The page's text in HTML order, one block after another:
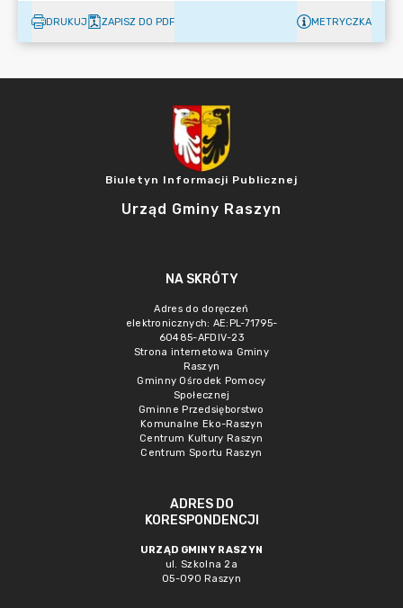
DRUKUJ ZAPISZ DO PDF METRYCZKA
Biuletyn Informacji Publicznej
Urząd Gminy Raszyn
NA SKRÓTY
Adres do doręczeń
elektronicznych: AE:PL-71795-
60485-AFDIV-23
Strona internetowa Gminy
Raszyn
Gminny Ośrodek Pomocy
Społecznej
Gminne Przedsięborstwo
Komunalne Eko-Raszyn
Centrum Kultury Raszyn
Centrum Sportu Raszyn
ADRES DO
KORESPONDENCJI
URZĄD GMINY RASZYN
ul. Szkolna 2a
05-090 Raszyn